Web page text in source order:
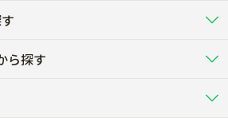
ビニールハウスで多様な野菜の生産
専門職（獣医師･人工授精師･
ら探す